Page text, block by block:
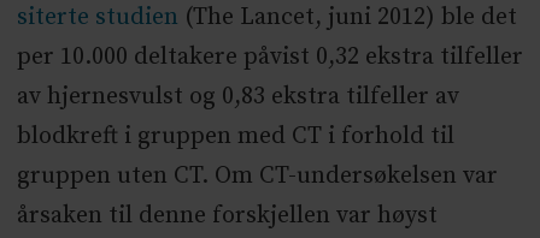
siterte studien (The Lancet, juni 2012) ble det
per 10.000 deltakere påvist 0,32 ekstra tilfeller
av hjernesvulst og 0,83 ekstra tilfeller av
blodkreft i gruppen med CT i forhold til
gruppen uten CT. Om CT-undersøkelsen var
årsaken til denne forskjellen var høyst